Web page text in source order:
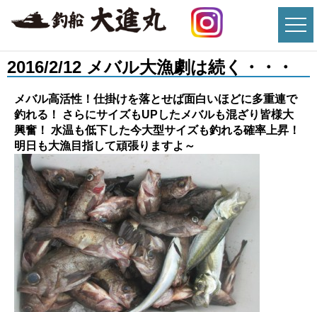
2016/2/12 メバル大漁劇は続く・・・
メバル高活性！仕掛けを落とせば面白いほどに多重連で
釣れる！ さらにサイズもUPしたメバルも混ざり皆様大
興奮！ 水温も低下した今大型サイズも釣れる確率上昇！
明日も大漁目指して頑張りますよ～